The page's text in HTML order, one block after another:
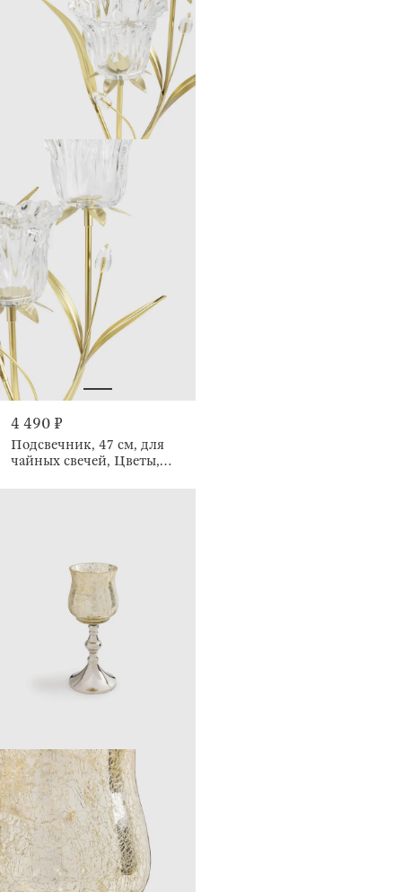
4 490 ₽
Подсвечник, 47 см, для
чайных свечей, Цветы,